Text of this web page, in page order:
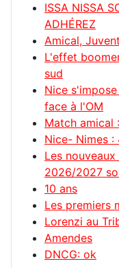
ISSA NISSA
ADHÉREZ
Amical,
L'effet
sud
Nice
face à l'OM
Match amical
Nice- Nimes :
Les
2026/2027
10 ans
Les premiers
Lorenzi au
Amendes
DNCG: ok